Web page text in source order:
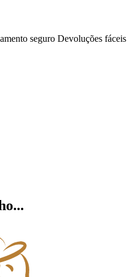
seguro Devoluções fáceis